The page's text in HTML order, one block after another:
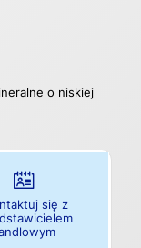
o niskiej
się z